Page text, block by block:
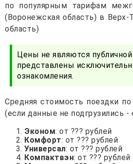
по популярным тарифам
(Воронежская область) в Верх-
область)
Цены не являются
представлены
ознакомления.
Средняя стоимость поездки
(если данные не подгрузились -
Эконом: от ??? рублей
Комфорт: от ??? рублей
Универсал: от ??? рублей
Компактвэн: от ??? рублей